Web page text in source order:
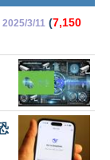
2025/3/11 (7,150